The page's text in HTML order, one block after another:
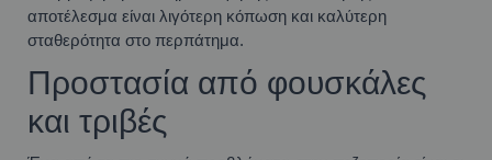
αποτέλεσμα είναι λιγότερη κόπωση και καλύτερη
σταθερότητα στο περπάτημα.
Προστασία από φουσκάλες
και τριβές